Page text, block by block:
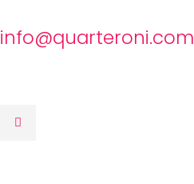
info@quarteroni.com